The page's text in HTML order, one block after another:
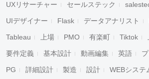
UXリサーチャー セールステック
UIデザイナー Flask データアナリスト
Tableau 上場 PMO 有楽町 Tiktok
要件定義 基本設計 動画編集 英語
PG 詳細設計 製造 設計 WEBシステ